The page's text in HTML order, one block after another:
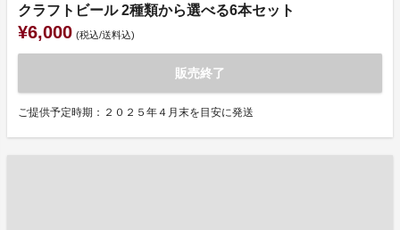
クラフトビール 2種類から選べる6本セット
¥6,000 (税込/送料込)
販売終了
ご提供予定時期：２０２５年４月末を目安に発送